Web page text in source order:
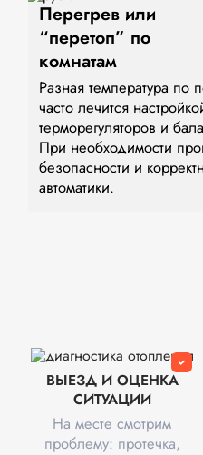
Перегрев или
“перетоп” по
комнатам
Разная температура
часто лечится
терморегуляторов и
При необходимости
безопасности и
автоматики.
ВЫЕЗД И ОЦЕНКА
СИТУАЦИИ
На месте смотрим
проблему: протечка,